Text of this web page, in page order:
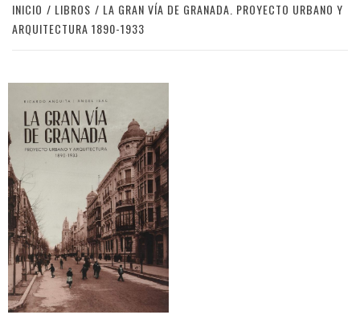
INICIO LIBROS
LA GRAN VÍA DE GRANADA. PROYECTO URBANO Y
ARQUITECTURA 1890-1933